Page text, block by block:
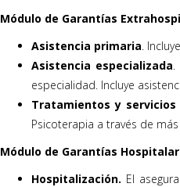
Módulo de Garantías
Asistencia primaria.
Asistencia especializada.
especialidad. Incluye
Tratamientos y servicios
Psicoterapia a través de
Módulo de Garantías
Hospitalización. El